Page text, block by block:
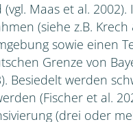
Maas et al.
(siehe z.B. Krech
sowie einen
Grenze von
Besiedelt werden
(Fischer et al.
(drei oder